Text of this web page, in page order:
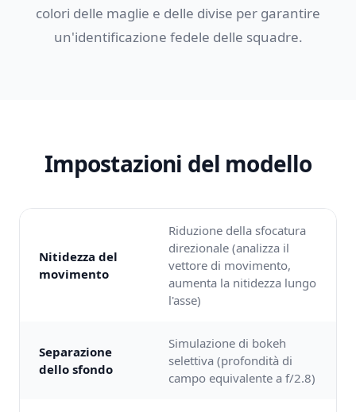
colori delle maglie e delle divise per garantire
un'identificazione fedele delle squadre.
Impostazioni del modello
Nitidezza del
movimento
Riduzione della sfocatura
direzionale (analizza il
vettore di movimento,
aumenta la nitidezza lungo
l'asse)
Separazione
dello sfondo
Simulazione di bokeh
selettiva (profondità di
campo equivalente a f/2.8)